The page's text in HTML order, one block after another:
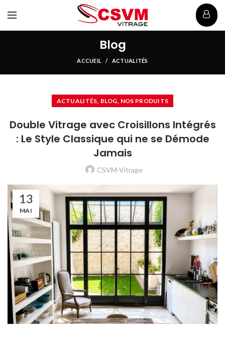
Blog
ACCUEIL ACTUALITÉS
ACTUALITÉS, BLOG, NOS PRODUITS
Double Vitrage avec Croisillons Intégrés
: Le Style Classique qui ne se Démode
Jamais
CSVM-Vitrage
13
MAI